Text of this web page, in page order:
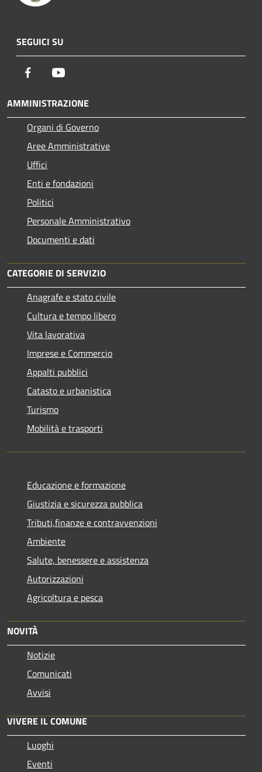
SEGUICI SU
Facebook
AMMINISTRAZIONE
Organi di Governo
Aree Amministrative
Uffici
Enti e fondazioni
Politici
Personale Amministrativo
Documenti e dati
CATEGORIE DI SERVIZIO
Anagrafe e stato civile
Cultura e tempo libero
Vita lavorativa
Imprese e Commercio
Appalti pubblici
Catasto e urbanistica
Turismo
Mobilità e trasporti
Educazione e formazione
Giustizia e sicurezza pubblica
Tributi,finanze e contravvenzioni
Ambiente
Salute, benessere e assistenza
Autorizzazioni
Agricoltura e pesca
NOVITÀ
Notizie
Comunicati
Avvisi
VIVERE IL COMUNE
Luoghi
Eventi